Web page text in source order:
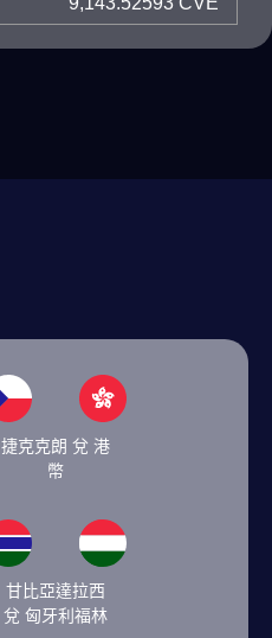
捷克克朗 兌 港
幣
甘比亞達拉西
兌 匈牙利福林